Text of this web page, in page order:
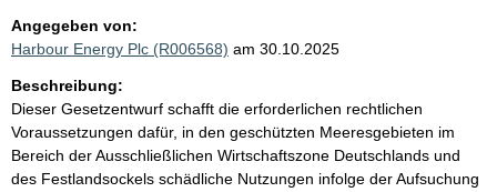
Angegeben von:
Harbour Energy Plc (R006568) am 30.10.2025
Beschreibung:
Dieser Gesetzentwurf schafft die erforderlichen rechtlichen
Voraussetzungen dafür, in den geschützten Meeresgebieten im
Bereich der Ausschließlichen Wirtschaftszone Deutschlands und
des Festlandsockels schädliche Nutzungen infolge der Aufsuchung